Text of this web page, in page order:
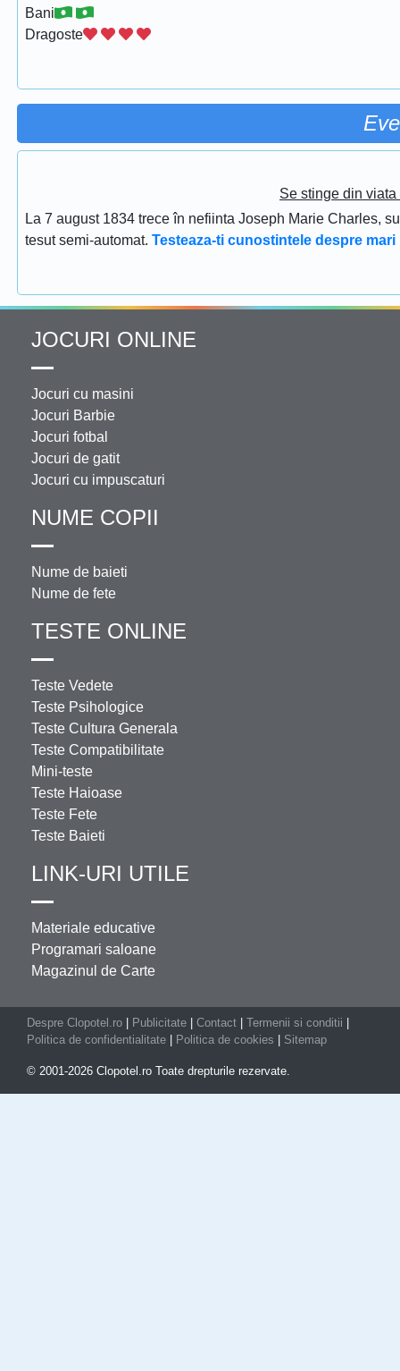
Bani
Dragoste
Se stinge din
La 7 august 1834 trece în nefiinta Joseph Marie Charles,
tesut semi-automat. Testeaza-ti cunostintele despre
JOCURI ONLINE
Jocuri cu masini
Jocuri Barbie
Jocuri fotbal
Jocuri de gatit
Jocuri cu impuscaturi
NUME COPII
Nume de baieti
Nume de fete
TESTE ONLINE
Teste Vedete
Teste Psihologice
Teste Cultura Generala
Teste Compatibilitate
Mini-teste
Teste Haioase
Teste Fete
Teste Baieti
LINK-URI UTILE
Materiale educative
Programari saloane
Magazinul de Carte
Despre Clopotel.ro | Publicitate | Contact | Termenii si conditii |
Politica de confidentialitate | Politica de cookies | Sitemap
© 2001-2026 Clopotel.ro Toate drepturile rezervate.